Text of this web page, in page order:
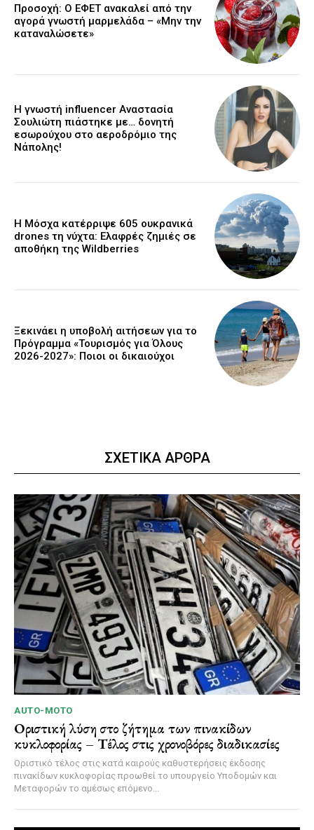
Προσοχή: Ο ΕΦΕΤ ανακαλεί από την
αγορά γνωστή μαρμελάδα – «Μην την
καταναλώσετε»
Η γνωστή influencer Αναστασία
Σουλιώτη πιάστηκε με… δονητή
εσωρούχου στο αεροδρόμιο της
Νάπολης!
Η Μόσχα κατέρριψε 605 ουκρανικά
drones τη νύχτα: Ελαφρές ζημιές σε
αποθήκη της Wildberries
Ξεκινάει η υποβολή αιτήσεων για το
Πρόγραμμα «Τουρισμός για Όλους
2026-2027»: Ποιοι οι δικαιούχοι
ΣΧΕΤΙΚΑ ΑΡΘΡΑ
AUTO-MOTO
Οριστική λύση στο ζήτημα των πινακίδων
κυκλοφορίας – Τέλος στις χρονοβόρες διαδικασίες
Οριστικό τέλος στις κατά καιρούς καθυστερήσεις έκδοσης
πινακίδων κυκλοφορίας προωθεί το υπουργείο Υποδομών και
Μεταφορών το αμέσως επόμενο...